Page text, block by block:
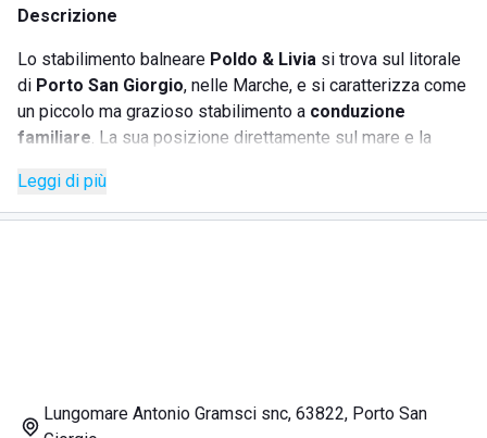
Descrizione
Lo stabilimento balneare Poldo & Livia si trova sul litorale
di Porto San Giorgio, nelle Marche, e si caratterizza come
un piccolo ma grazioso stabilimento a conduzione
familiare. La sua posizione direttamente sul mare e la
marchigiana lo rendono il luogo ideale per trascorrere una
vacanza all'insegna delrelaxe della tranquillità senza
Dove si trova lo stabilimento Poldo & Livia
Leggi di più
Lungomare Antonio Gramsci snc, 63822, Porto San